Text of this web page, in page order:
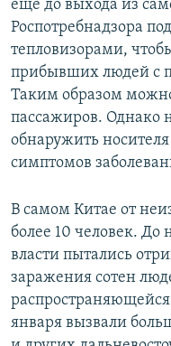
ещё до выхода из
Роспотребнадзора
тепловизорами,
прибывших людей с
Таким образом
пассажиров. Однако
обнаружить
симптомов
В самом Китае от
более 10 человек. До
власти пытались
заражения сотен
января вызвали